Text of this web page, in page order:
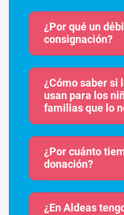
¿Por qué un
consignación?
¿Cómo saber si
usan para los
familias que lo
¿Por cuánto
donación?
¿En Aldeas